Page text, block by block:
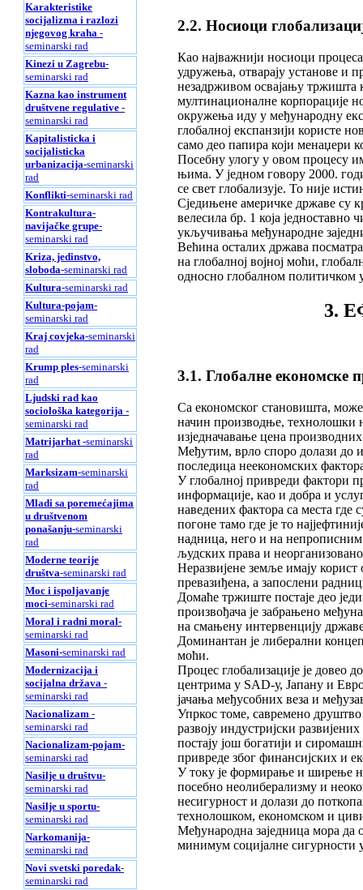
Karakteristike
socijalizma i razlozi
njegovog kraha -
seminarski rad
Kinezi u Zagrebu-
seminarski rad
Kazna kao instrument
društvene regulative -
seminarski rad
Kapitalisticka i
socijalisticka
urbanizacija-seminarski
rad
Konflikti-seminarski rad
Kontrakultura-
navijačke grupe-
seminarski rad
Kriza, jedinstvo,
sloboda-seminarski rad
Kultura-seminarski rad
Kultura-pojam-
seminarski rad
Kraj covjeka-seminarski
rad
Krump ples-seminarski
rad
Ljudski rad kao
sociološka kategorija -
seminarski rad
Matrijarhat-seminarski
rad
Marksizam-seminarski
rad
Mladi sa poremećajima
u društvenom
ponašanju-seminarski
rad
Moderne teorije
društva-seminarski rad
Moc i ispoljavanje
moci-seminarski rad
Moral i radni moral-
seminarski rad
Masoni-seminarski rad
Modernizacija i
socijalna država -
seminarski rad
Nacionalizam -
seminarski rad
Nacionalizam-pojam-
seminarski rad
Nasilje u društvu-
seminarski rad
Nasilje u sportu-
seminarski rad
Narkomanija-
seminarski rad
Novi svetski poredak-
seminarski rad
2.2. Носиоци
Као најважнији носиоци процеса
удружења, отварају установе и
незадрживом освајању тржишта
мултинационалне корпорације
окружења иду у међународну
глобалној експанзији користе
само део папира који менаџери
Посебну улогу у овом процесу
њима. У једном говору 2000.
се свет глобализује. То није
Сједињене америчке државе су
велесила бр. 1 која
укључивања међународне
Већина осталих држава
на глобалној војној моћи,
односно глобалном политичком
3.
3.1. Глобалне економске
Са економског становишта,
начин производње, технолошки
изједначавање цена
Међутим, врло споро долази до
последица неекономских
У глобалној привреди фактори
информације, као и добра и
наведених фактора са места где
погоне тамо где је то
надница, него и на
људских права и
Неразвијене земље имају корист
превазиђена, а запослени
Домаће тржиште постаје део
произвођача је забрањено
на смањену интервенцију
Доминантан је либерални
моћи.
Процес глобализације је довео
центрима у SAD-у, Јапану и
јачања међусобних веза и
Упркос томе, савремено
развоју индустријски
постају још богатији и
привреде због финансијских и
У току је формирање и ширење
посебно неолиберализму и
несигурност и долази до
технолошком, економском и
Међународна заједница мора да
минимум социјалне сигурности